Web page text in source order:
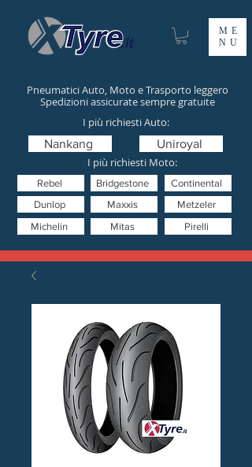
ME
NU
Pneumatici Auto, Moto e Trasporto leggero
Spedizioni assicurate sempre gratuite
I più richiesti Moto:
Mitas
Nankang
Pirelli
Uniroyal
Metzeler
Dunlop
Bridgestone Continental
Michelin
Rebel
I più richiesti Auto:
Maxxis